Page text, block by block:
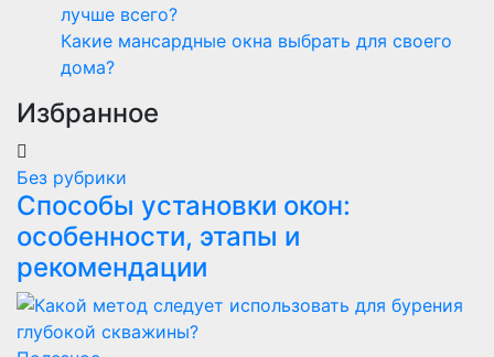
лучше всего?
Какие мансардные окна выбрать для своего
дома?
Избранное
Без рубрики
Способы установки окон:
особенности, этапы и
рекомендации